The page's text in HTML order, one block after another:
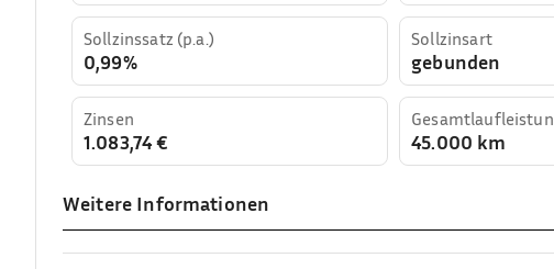
Sollzinssatz (p.a.)
0,99%
Sollzinsart
gebunden
Zinsen
1.083,74 € 45.000 km
Weitere Informationen